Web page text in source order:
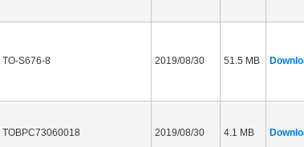
TO-S676-8 2019/08/30 51.5 MB
TOBPC73060018 2019/08/30 4.1 MB